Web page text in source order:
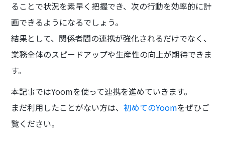
ることで状況を素早く把握でき、次の行動を効率的に計
画できるようになるでしょう。
結果として、関係者間の連携が強化されるだけでなく、
業務全体のスピードアップや生産性の向上が期待できま
す。
本記事ではYoomを使って連携を進めていきます。
まだ利用したことがない方は、初めてのYoomをぜひご
覧ください。